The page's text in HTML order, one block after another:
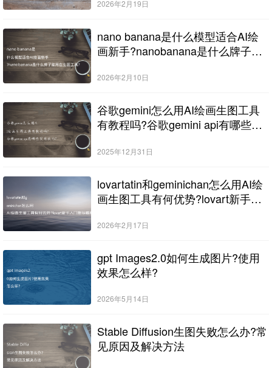
2026年2月19日
nano banana是什么模型适合AI绘
画新手?nanobanana是什么牌子能
2026年2月10日
谷歌gemini怎么用AI绘画生图工具
有教程吗?谷歌gemini api有哪些实
2025年12月31日
lovartatin和geminichan怎么用AI绘
画生图工具有何优势?lovart新手入
2026年2月17日
gpt Images2.0如何生成图片?使用
效果怎么样?
2026年5月14日
Stable Diffusion生图失败怎么办?常
见原因及解决方法